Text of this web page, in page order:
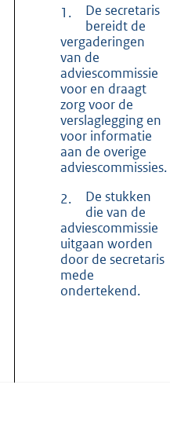
1.
De secretaris
bereidt de
vergaderingen
van de
adviescommissie
voor en draagt
zorg voor de
verslaglegging en
voor informatie
aan de overige
adviescommissies.
2.
De stukken
die van de
adviescommissie
uitgaan worden
door de secretaris
mede
ondertekend.